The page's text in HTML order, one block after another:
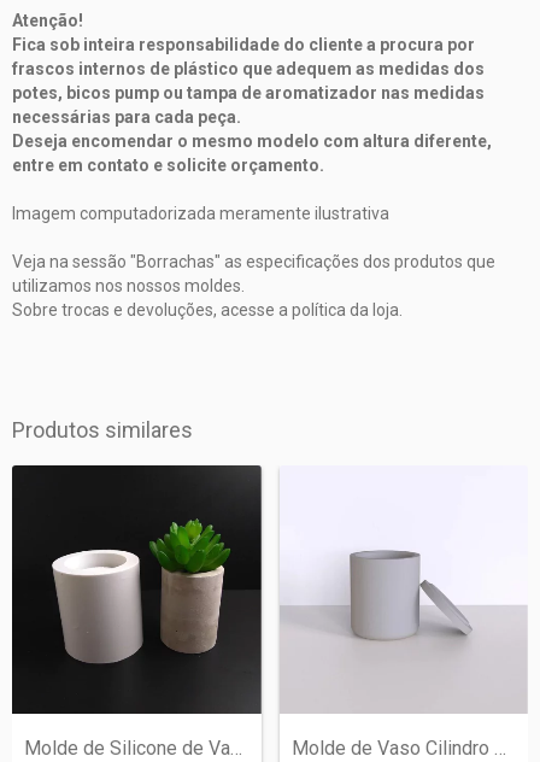
Atenção!
Fica sob inteira responsabilidade do cliente a procura por
frascos internos de plástico que adequem as medidas dos
potes, bicos pump ou tampa de aromatizador nas medidas
necessárias para cada peça.
Deseja encomendar o mesmo modelo com altura diferente,
entre em contato e solicite orçamento.
Imagem computadorizada meramente ilustrativa
Veja na sessão "Borrachas" as especificações dos produtos que
utilizamos nos nossos moldes.
Sobre trocas e devoluções, acesse a política da loja.
Produtos similares
Molde de Silicone de Vaso Ref 173 Molde de Vaso Cilindro Arredondado com T...